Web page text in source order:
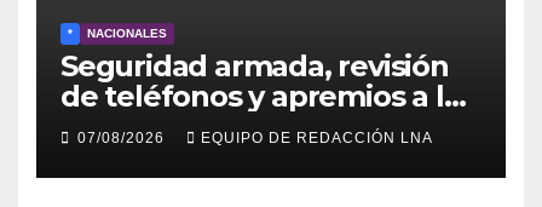
* NACIONALES
Seguridad armada, revisión
de teléfonos y apremios a la
prensa en el reinicio del
diálogo venezolano
07/08/2026 EQUIPO DE REDACCIÓN LNA